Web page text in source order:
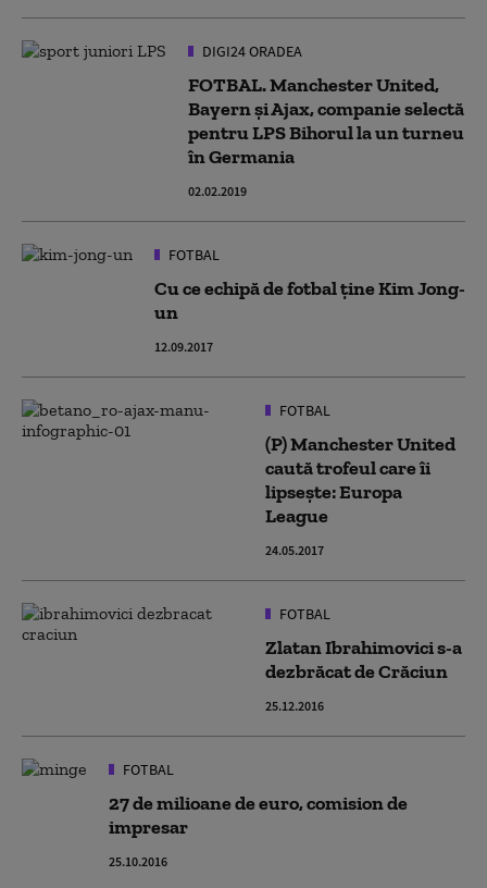
DIGI24 ORADEA
FOTBAL. Manchester United,
Bayern și Ajax, companie selectă
pentru LPS Bihorul la un turneu
în Germania
02.02.2019
FOTBAL
Cu ce echipă de fotbal ține Kim Jong-
un
12.09.2017
FOTBAL
(P) Manchester United
caută trofeul care îi
lipsește: Europa
League
24.05.2017
FOTBAL
Zlatan Ibrahimovici s-a
dezbrăcat de Crăciun
25.12.2016
FOTBAL
27 de milioane de euro, comision de
impresar
25.10.2016